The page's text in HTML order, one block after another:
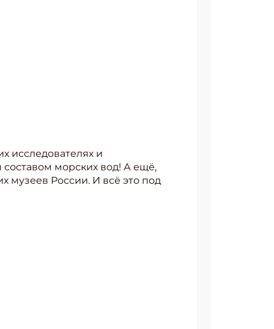
исследователях и
морских вод! А ещё,
музеев России. И всё это под